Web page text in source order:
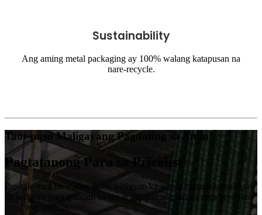
Sustainability
Ang aming metal packaging ay 100% walang katapusan na
nare-recycle.
Taos-puso Maligayang Pagdating sa Amin!
Pagtatanong Para sa Pricelist
Pre-sale man ito o after-sales, bibigyan ka namin ng pinakamahusay
na serbisyo para ipaalam sa iyo at gamitin ang aming mga produkto
nang mas mabilis.